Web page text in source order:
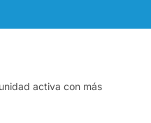
activa con más